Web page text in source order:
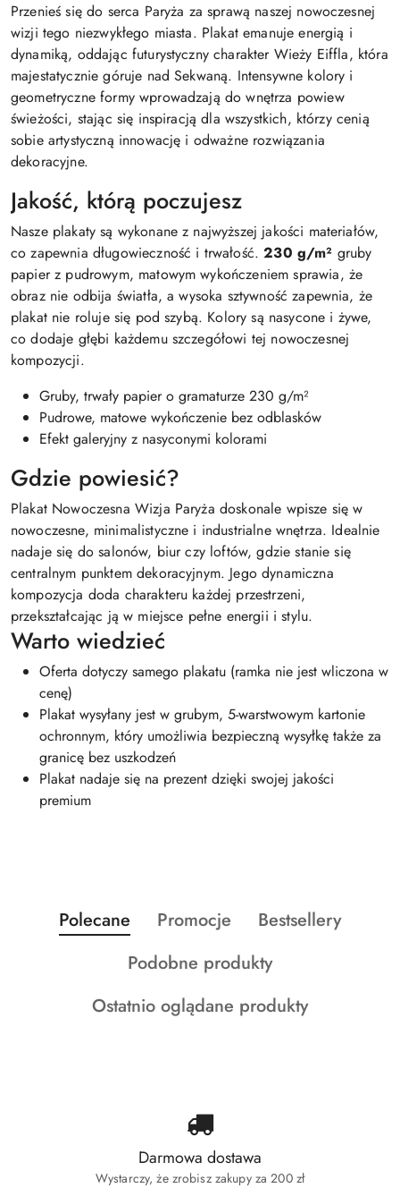
Przenieś się do serca Paryża za sprawą naszej nowoczesnej
wizji tego niezwykłego miasta. Plakat emanuje energią i
dynamiką, oddając futurystyczny charakter Wieży Eiffla, która
majestatycznie góruje nad Sekwaną. Intensywne kolory i
geometryczne formy wprowadzają do wnętrza powiew
świeżości, stając się inspiracją dla wszystkich, którzy cenią
sobie artystyczną innowację i odważne rozwiązania
dekoracyjne.
Jakość, którą poczujesz
Nasze plakaty są wykonane z najwyższej jakości materiałów,
co zapewnia długowieczność i trwałość.230 g/m² gruby
papier z pudrowym, matowym wykończeniem sprawia, że
obraz nie odbija światła, a wysoka sztywność zapewnia, że
plakat nie roluje się pod szybą. Kolory są nasycone i żywe,
co dodaje głębi każdemu szczegółowi tej nowoczesnej
kompozycji.
Gruby, trwały papier o gramaturze 230 g/m²
Pudrowe, matowe wykończenie bez odblasków
Efekt galeryjny z nasyconymi kolorami
Gdzie powiesić?
Plakat Nowoczesna Wizja Paryża doskonale wpisze się w
nowoczesne, minimalistyczne i industrialne wnętrza. Idealnie
nadaje się do salonów, biur czy loftów, gdzie stanie się
centralnym punktem dekoracyjnym. Jego dynamiczna
kompozycja doda charakteru każdej przestrzeni,
przekształcając ją w miejsce pełne energii i stylu.
Warto wiedzieć
Oferta dotyczy samego plakatu (ramka nie jest wliczona w
cenę)
Plakat wysyłany jest w grubym, 5-warstwowym kartonie
ochronnym, który umożliwia bezpieczną wysyłkę także za
granicę bez uszkodzeń
Plakat nadaje się na prezent dzięki swojej jakości
premium
Pomiń karuzelę produktów
Produkty
o
Polecane
Produkty
statusie:
Promocje
Produkty
statusie:
Bestsellery
Produkty
statusie:
Podobne produkty
Produkty
Ostatnio oglądane produkty
Darmowa dostawa
Wystarczy, że zrobisz zakupy za 200 zł